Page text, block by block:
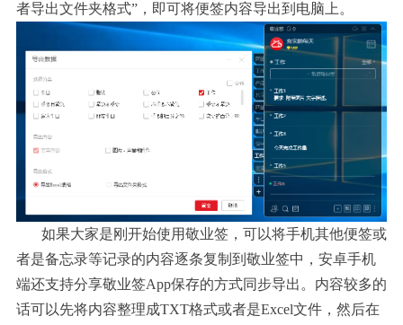
者导出文件夹格式”，即可将便签内容导出到电脑上。
如果大家是刚开始使用敬业签，可以将手机其他便签或
者是备忘录等记录的内容逐条复制到敬业签中，安卓手机
端还支持分享敬业签App保存的方式同步导出。内容较多的
话可以先将内容整理成TXT格式或者是Excel文件，然后在